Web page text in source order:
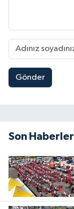
Gönder
Son Haberler